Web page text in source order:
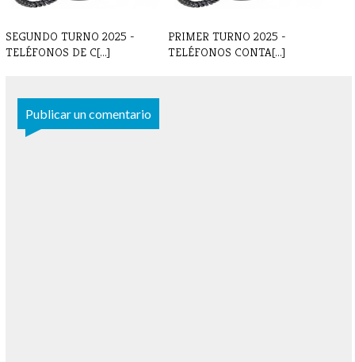
SEGUNDO TURNO 2025 -
TELÉFONOS DE C[...]
PRIMER TURNO 2025 -
TELÉFONOS CONTA[...]
Publicar un comentario